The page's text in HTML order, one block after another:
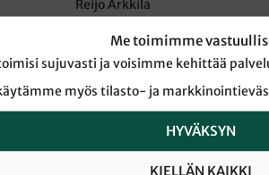
Me toimimme
sujuvasti ja voisimme kehittää
myös tilasto- ja
HYVÄKSYN
KIELLÄN KAIKKI
Reijo Arkkila
€
LISÄÄ OSTOSKORIIN